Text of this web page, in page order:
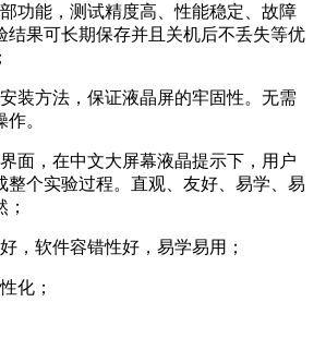
功能，测试精度高、性能稳定、故障
结果可长期保存并且关机后不丢失等优
装方法，保证液晶屏的牢固性。无需
。
面，在中文大屏幕液晶提示下，用户
整个实验过程。直观、友好、易学、易
，软件容错性好，易学易用；
化；